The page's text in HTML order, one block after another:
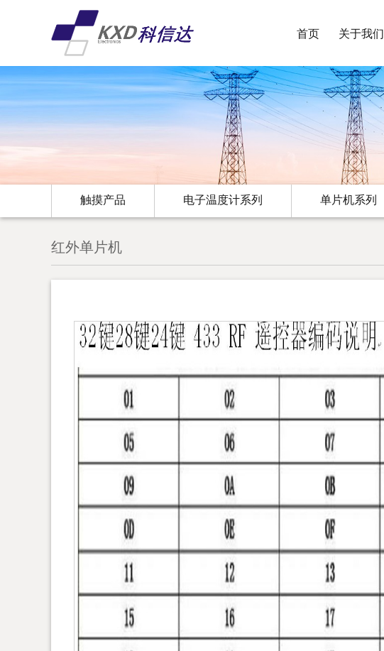
首页 关于我们
触摸产品 电子温度计系列 单片机系列
红外单片机